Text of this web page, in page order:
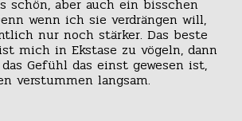
schön, aber auch ein bisschen
wenn ich sie verdrängen will,
nur noch stärker. Das beste
mich in Ekstase zu vögeln, dann
Gefühl das einst gewesen ist,
verstummen langsam.